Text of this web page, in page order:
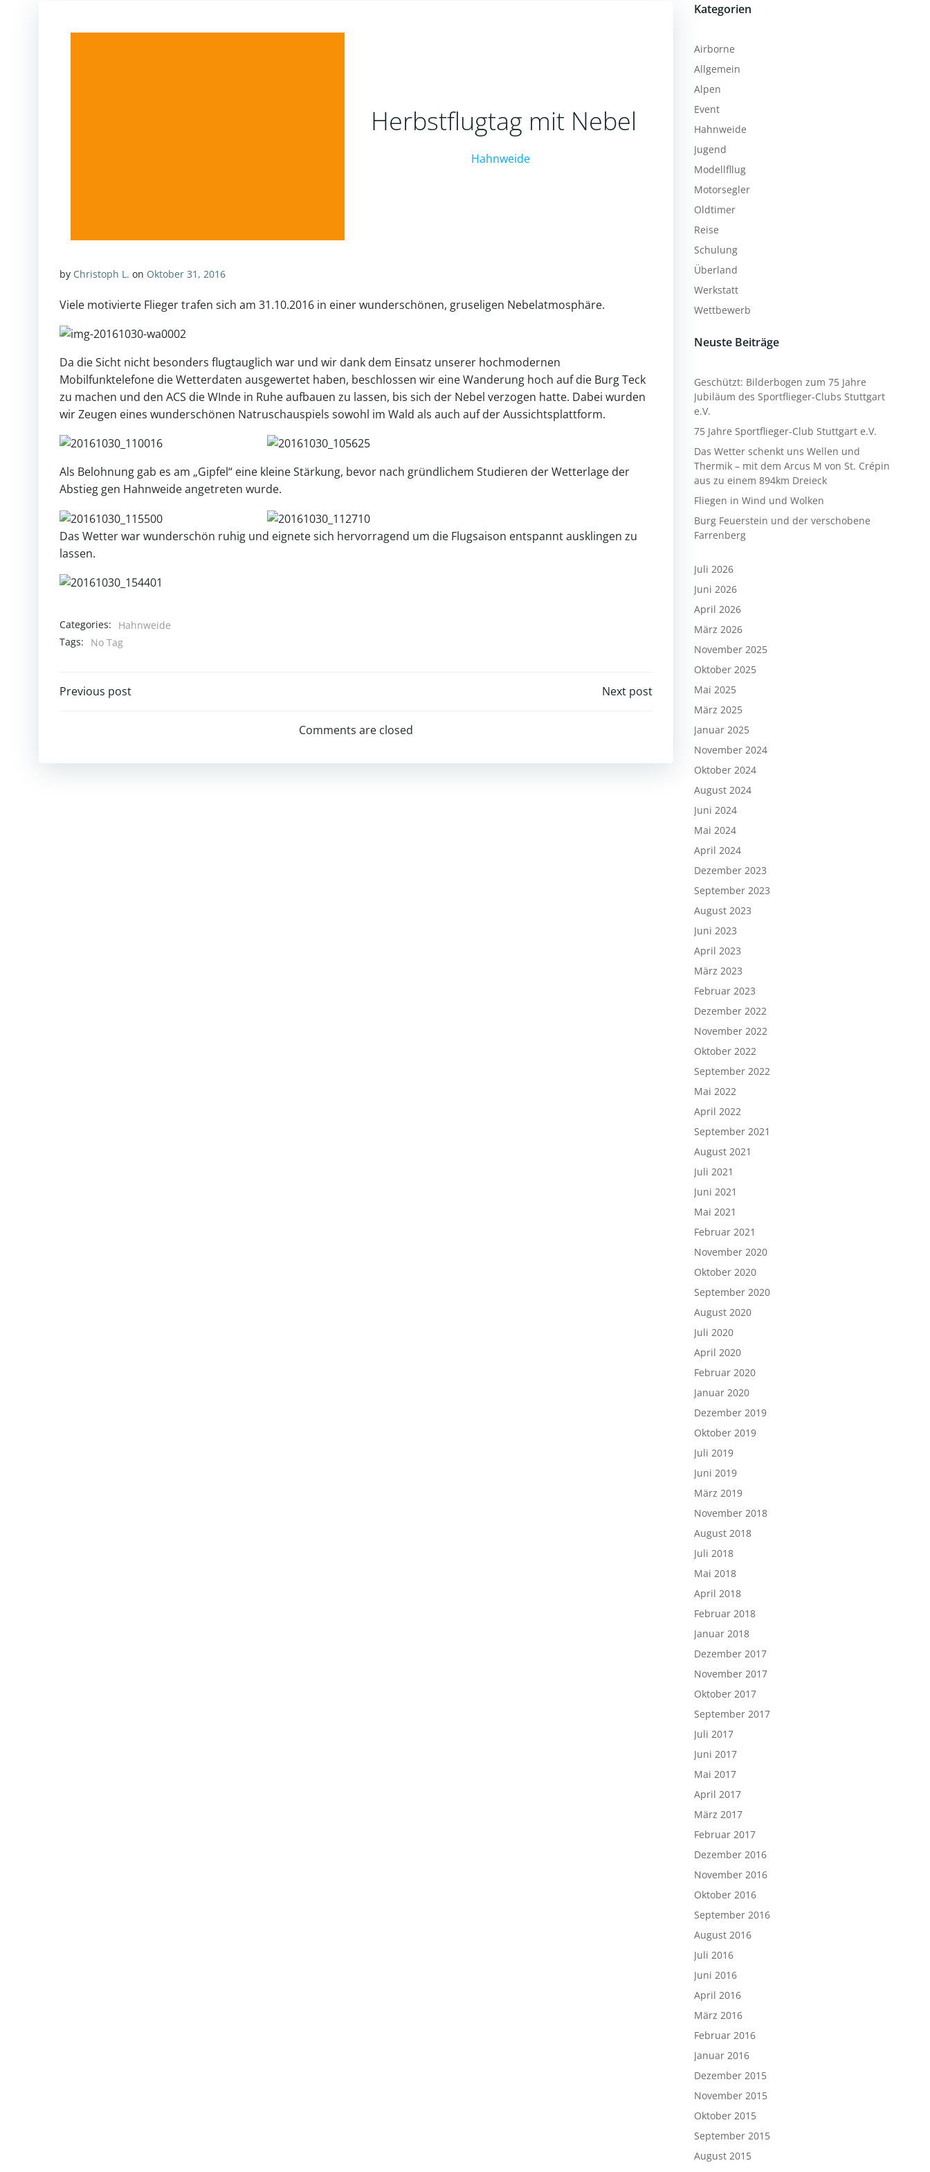
Herbstflugtag mit Nebel
Hahnweide
by Christoph L. on Oktober 31, 2016
Viele motivierte Flieger trafen sich am 31.10.2016 in einer wunderschönen, gruseligen Nebelatmosphäre.
Da die Sicht nicht besonders flugtauglich war und wir dank dem Einsatz unserer hochmodernen
Mobilfunktelefone die Wetterdaten ausgewertet haben, beschlossen wir eine Wanderung hoch auf die Burg Teck
zu machen und den ACS die WInde in Ruhe aufbauen zu lassen, bis sich der Nebel verzogen hatte. Dabei wurden
wir Zeugen eines wunderschönen Natruschauspiels sowohl im Wald als auch auf der Aussichtsplattform.
Als Belohnung gab es am „Gipfel“ eine kleine Stärkung, bevor nach gründlichem Studieren der Wetterlage der
Abstieg gen Hahnweide angetreten wurde.
Das Wetter war wunderschön ruhig und eignete sich hervorragend um die Flugsaison entspannt ausklingen zu
lassen.
Categories:
Hahnweide
Tags:
No Tag
Post
Previous post
navigation
Next post
Comments are closed
Kategorien
Airborne
Allgemein
Alpen
Event
Hahnweide
Jugend
Modellfllug
Motorsegler
Oldtimer
Reise
Schulung
Überland
Werkstatt
Wettbewerb
Neuste Beiträge
Geschützt: Bilderbogen zum 75 Jahre
Jubiläum des Sportflieger-Clubs Stuttgart
e.V.
75 Jahre Sportflieger-Club Stuttgart e.V.
Das Wetter schenkt uns Wellen und
Thermik – mit dem Arcus M von St. Crépin
aus zu einem 894km Dreieck
Fliegen in Wind und Wolken
Burg Feuerstein und der verschobene
Farrenberg
Juli 2026
Juni 2026
April 2026
März 2026
November 2025
Oktober 2025
Mai 2025
März 2025
Januar 2025
November 2024
Oktober 2024
August 2024
Juni 2024
Mai 2024
April 2024
Dezember 2023
September 2023
August 2023
Juni 2023
April 2023
März 2023
Februar 2023
Dezember 2022
November 2022
Oktober 2022
September 2022
Mai 2022
April 2022
September 2021
August 2021
Juli 2021
Juni 2021
Mai 2021
Februar 2021
November 2020
Oktober 2020
September 2020
August 2020
Juli 2020
April 2020
Februar 2020
Januar 2020
Dezember 2019
Oktober 2019
Juli 2019
Juni 2019
März 2019
November 2018
August 2018
Juli 2018
Mai 2018
April 2018
Februar 2018
Januar 2018
Dezember 2017
November 2017
Oktober 2017
September 2017
Juli 2017
Juni 2017
Mai 2017
April 2017
März 2017
Februar 2017
Dezember 2016
November 2016
Oktober 2016
September 2016
August 2016
Juli 2016
Juni 2016
April 2016
März 2016
Februar 2016
Januar 2016
Dezember 2015
November 2015
Oktober 2015
September 2015
August 2015